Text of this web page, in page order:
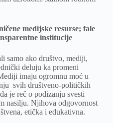
medijske resurse; fale
institucije
samo ako društvo, mediji,
deluju ka promeni
imaju ogromnu moć u
svih društveno-političkih
je reč o podizanju svesti
nasilju. Njihova odgovornost
etička i edukativna.